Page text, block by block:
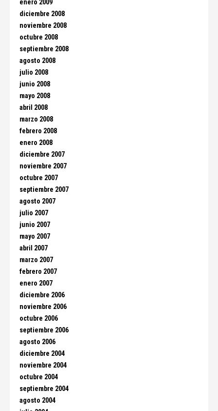
enero 2009
diciembre 2008
noviembre 2008
octubre 2008
septiembre 2008
agosto 2008
julio 2008
junio 2008
mayo 2008
abril 2008
marzo 2008
febrero 2008
enero 2008
diciembre 2007
noviembre 2007
octubre 2007
septiembre 2007
agosto 2007
julio 2007
junio 2007
mayo 2007
abril 2007
marzo 2007
febrero 2007
enero 2007
diciembre 2006
noviembre 2006
octubre 2006
septiembre 2006
agosto 2006
diciembre 2004
noviembre 2004
octubre 2004
septiembre 2004
agosto 2004